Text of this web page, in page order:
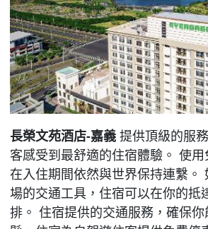
長榮文苑酒店-嘉義提供頂級的服
客感受到最舒適的住宿體驗。 使用
在入住期間依然與世界保持連繫。
場的交通工具，住宿可以在你的抵
排。 住宿提供的交通服務，確保